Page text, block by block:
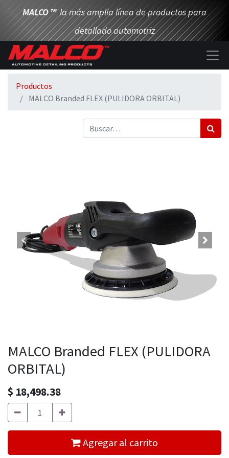
MALCO™ la más amplia línea de productos para
detallado automotriz
Productos
MALCO Branded FLEX (PULIDORA ORBITAL)
MALCO Branded FLEX (PULIDORA
ORBITAL)
$ 18,498.38
Agregar al carrito